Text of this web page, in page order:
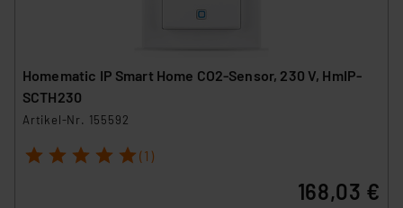
Homematic IP Smart Home CO2-Sensor, 230 V, HmIP-
SCTH230
Artikel-Nr. 155592
1 2 3 4 5 (1)
168,03 €